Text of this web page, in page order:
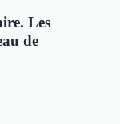
Les
de